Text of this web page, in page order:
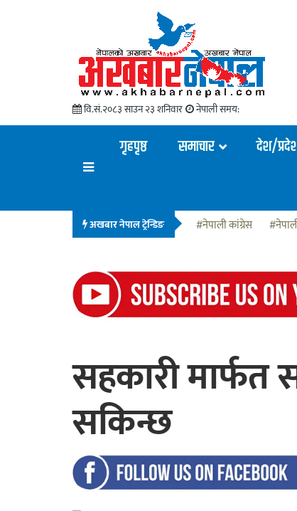
वि.सं.२०८३ साउन २३ शनिवार नेपाली समय:
गृहपृष्ठ समाचार देश/
अखबार नेपाल ट्रेन्डिङ #नेपाली कांग्रेस
सहकारी मार्फत
सकिन्छ